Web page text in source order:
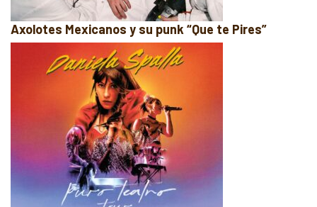
Axolotes Mexicanos y su punk “Que te Pires”